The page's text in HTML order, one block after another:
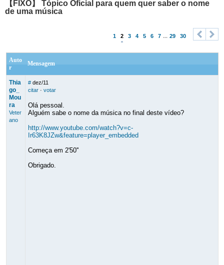
【FIXO】 Tópico Oficial para quem quer saber o nome
de uma música
1 2 3 4 5 6 7 ... 29 30
< >
Auto
r
Mensagem
Thia
go_
Mou
ra
Veter
ano
# dez/11
citar· votar
Olá pessoal.
Alguém sabe o nome da música no final deste vídeo?
http://www.youtube.com/watch?v=c-
Ir63K8JZw&feature=player_embedded
Começa em 2'50''
Obrigado.